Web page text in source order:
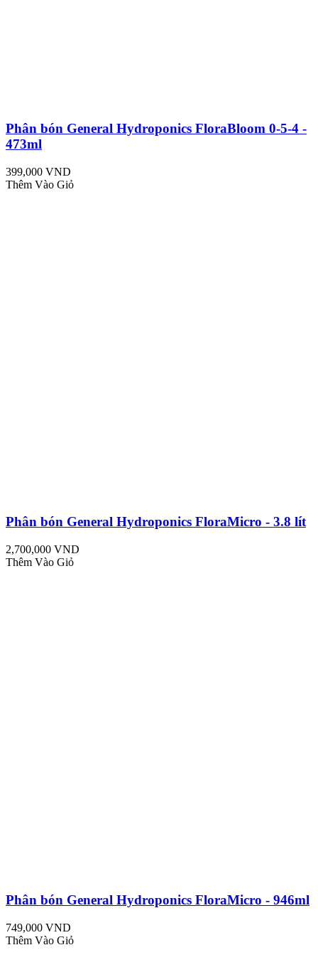
Phân bón General Hydroponics FloraBloom 0-5-4 -
473ml
399,000 VND
Thêm Vào Giỏ
Phân bón General Hydroponics FloraMicro - 3.8 lít
2,700,000 VND
Thêm Vào Giỏ
Phân bón General Hydroponics FloraMicro - 946ml
749,000 VND
Thêm Vào Giỏ